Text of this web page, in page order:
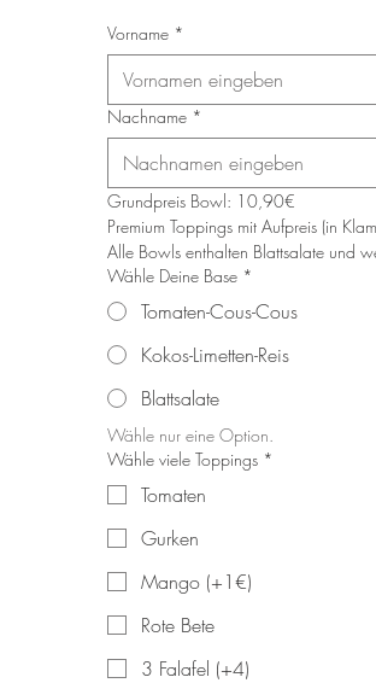
Vorname *
Nachname *
Premium Toppings mit Aufpreis (in
Alle Bowls enthalten Blattsalate und
Wähle Deine Base *
Tomaten-Cous-Cous
Kokos-Limetten-Reis
Blattsalate
Wähle nur eine Option.
Wähle viele Toppings *
Tomaten
Gurken
Mango (+1€)
Rote Bete
3 Falafel (+4)